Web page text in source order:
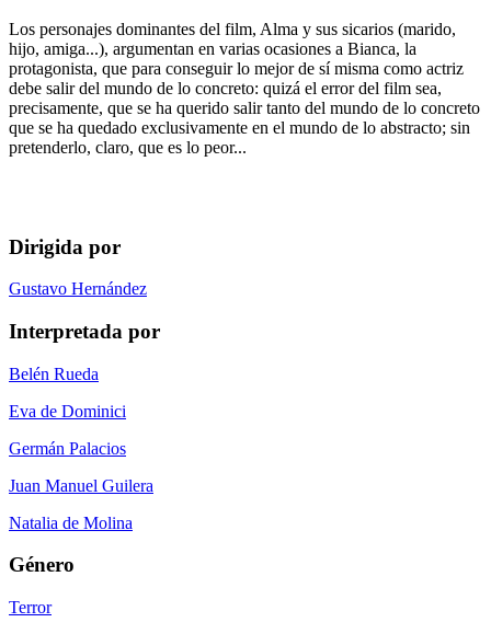
Los personajes dominantes del film, Alma y sus sicarios (marido,
hijo, amiga...), argumentan en varias ocasiones a Bianca, la
protagonista, que para conseguir lo mejor de sí misma como actriz
debe salir del mundo de lo concreto: quizá el error del film sea,
precisamente, que se ha querido salir tanto del mundo de lo concreto
que se ha quedado exclusivamente en el mundo de lo abstracto; sin
pretenderlo, claro, que es lo peor...
Dirigida por
Gustavo Hernández
Interpretada por
Belén Rueda
Eva de Dominici
Germán Palacios
Juan Manuel Guilera
Natalia de Molina
Género
Terror